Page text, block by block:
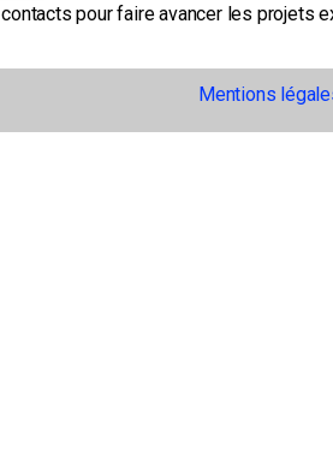
pour faire avancer les projets
Mentions